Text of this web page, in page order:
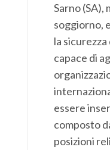
Sarno (SA),
soggiorno,
la
capace di
essere
composto
posizioni